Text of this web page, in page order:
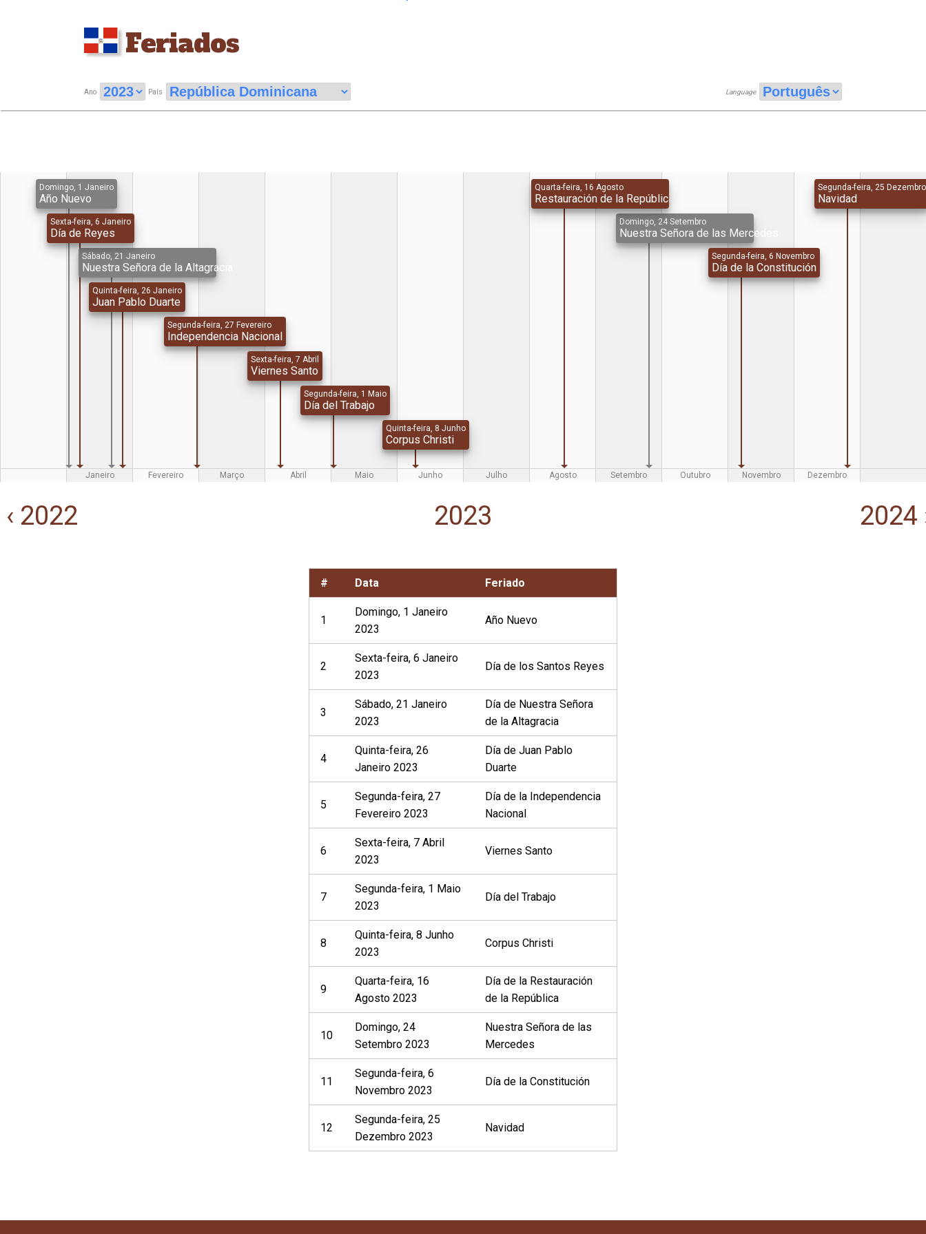
Feriados
Ano País Language
Domingo, 1 Janeiro
Año Nuevo
Sexta-feira, 6 Janeiro
Día de Reyes
Sábado, 21 Janeiro
Nuestra Señora de la Altagracia
Quinta-feira, 26 Janeiro
Juan Pablo Duarte
Segunda-feira, 27 Fevereiro
Independencia Nacional
Sexta-feira, 7 Abril
Viernes Santo
Segunda-feira, 1 Maio
Día del Trabajo
Quinta-feira, 8 Junho
Corpus Christi
Quarta-feira, 16 Agosto
Restauración de la República
Domingo, 24 Setembro
Nuestra Señora de las Mercedes
Segunda-feira, 6 Novembro
Día de la Constitución
Segunda-feira, 25 Dezembro
Navidad
Janeiro Fevereiro Março Abril Maio Junho Julho Agosto Setembro Outubro Novembro Dezembro
‹ 2022 2023 2024
# Data Feriado
1
Domingo, 1 Janeiro
2023
Año Nuevo
2
Sexta-feira, 6 Janeiro
2023
Día de los Santos Reyes
3
Sábado, 21 Janeiro
2023
Día de Nuestra Señora
de la Altagracia
4
Quinta-feira, 26
Janeiro 2023
Día de Juan Pablo
Duarte
5
Segunda-feira, 27
Fevereiro 2023
Día de la Independencia
Nacional
6
Sexta-feira, 7 Abril
2023
Viernes Santo
7
Segunda-feira, 1 Maio
2023
Día del Trabajo
8
Quinta-feira, 8 Junho
2023
Corpus Christi
9
Quarta-feira, 16
Agosto 2023
Día de la Restauración
de la República
10
Domingo, 24
Setembro 2023
Nuestra Señora de las
Mercedes
11
Segunda-feira, 6
Novembro 2023
Día de la Constitución
12
Segunda-feira, 25
Dezembro 2023
Navidad